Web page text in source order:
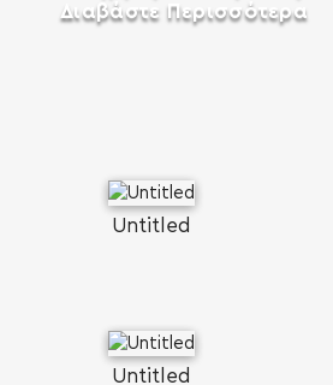
Διαβάστε Περισσότερα
Untitled
Untitled